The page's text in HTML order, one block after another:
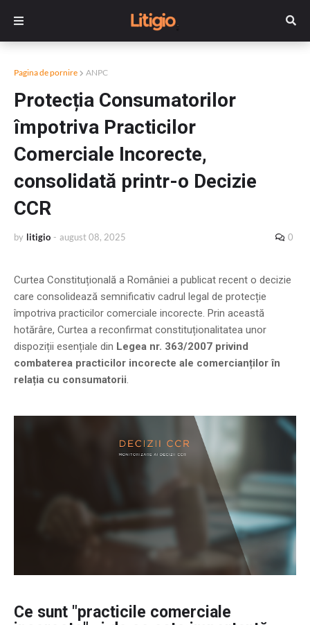
Pagina de pornire ANPC
Protecția Consumatorilor
împotriva Practicilor
Comerciale Incorecte,
consolidată printr-o Decizie
CCR
by litigio - august 08, 2025 0
Curtea Constituțională a României a publicat recent o decizie
care consolidează semnificativ cadrul legal de protecție
împotriva practicilor comerciale incorecte. Prin această
hotărâre, Curtea a reconfirmat constituționalitatea unor
dispoziții esențiale din Legea nr. 363/2007 privind
combaterea practicilor incorecte ale comercianților în
relația cu consumatorii.
Ce sunt "practicile comerciale